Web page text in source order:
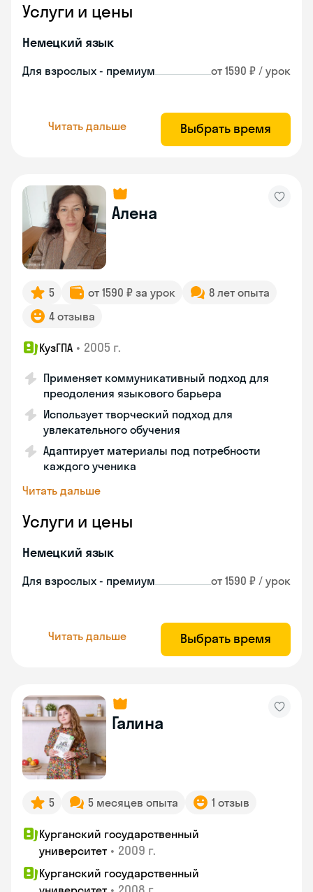
Услуги и цены
Немецкий язык
Для взрослых - премиум от 1590 ₽ / урок
Читать дальше Выбрать время
Алена
5 от 1590 ₽ за урок
8 лет опыта
4 отзыва
КузГПА • 2005 г.
Применяет коммуникативный подход для
преодоления языкового барьера
Использует творческий подход для
увлекательного обучения
Адаптирует материалы под потребности
каждого ученика
Читать дальше
Услуги и цены
Немецкий язык
Для взрослых - премиум от 1590 ₽ / урок
Читать дальше Выбрать время
Галина
5 5 месяцев опыта 1 отзыв
Курганский государственный
университет • 2009 г.
Курганский государственный